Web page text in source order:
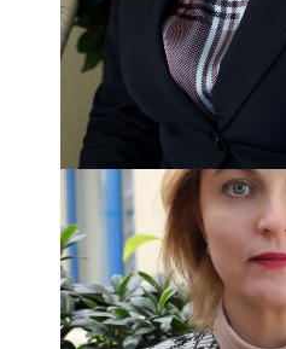
ВЫЖАНОВА
Заведующий
Отделение
Прием: ежедневно, с 10.00